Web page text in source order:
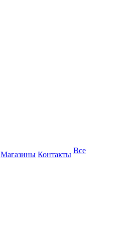
Магазины Контакты Все